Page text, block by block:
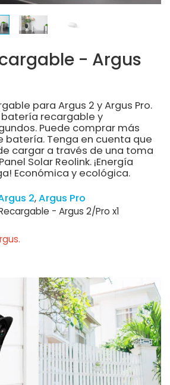
- Argus
para Argus 2 y Argus Pro.
recargable y
Puede comprar más
batería. Tenga en cuenta que
cargar a través de una toma
Solar Reolink. ¡Energía
Económica y ecológica.
2 Argus Pro
- Argus 2/Pro x1